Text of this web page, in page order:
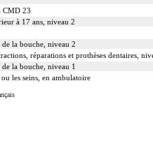
CMD 23
à 17 ans, niveau 2
la bouche, niveau 2
réparations et prothèses dentaires,
la bouche, niveau 1
les seins, en ambulatoire